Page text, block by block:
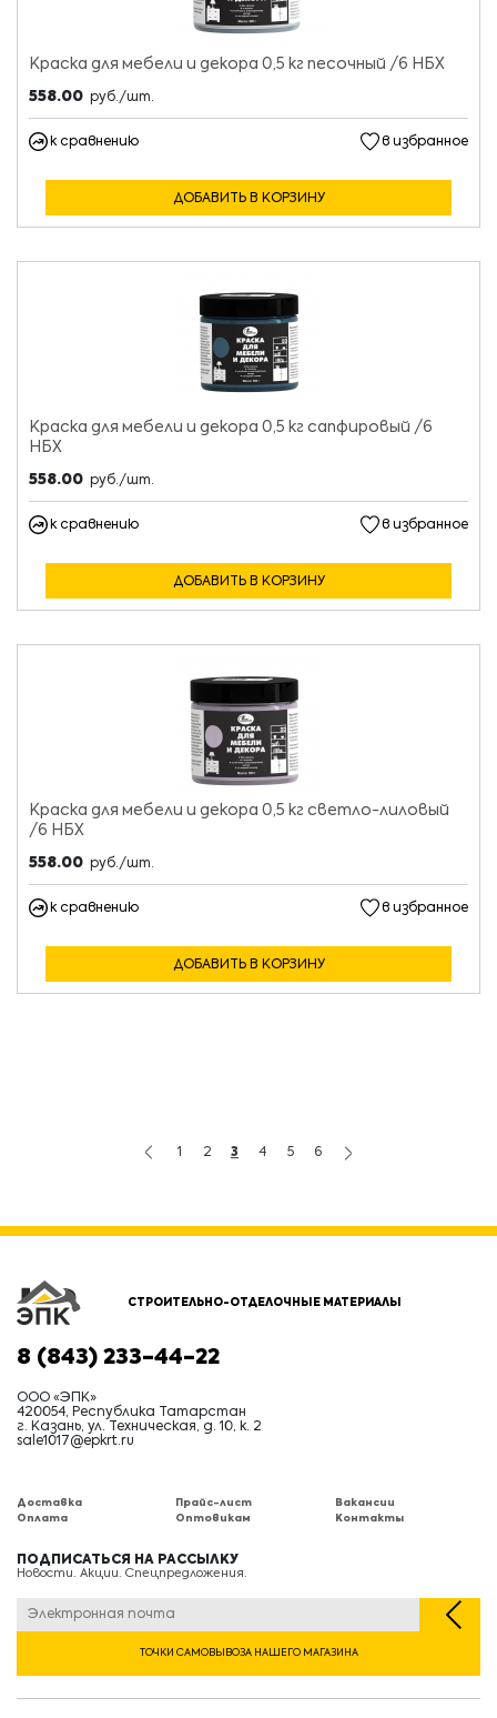
Краска для мебели и декора 0,5 кг песочный /6 НБХ
558.00 руб./шт.
к сравнению в избранное
ДОБАВИТЬ В КОРЗИНУ
Краска для мебели и декора 0,5 кг сапфировый /6
НБХ
558.00 руб./шт.
к сравнению в избранное
ДОБАВИТЬ В КОРЗИНУ
Краска для мебели и декора 0,5 кг светло-лиловый
/6 НБХ
558.00 руб./шт.
к сравнению в избранное
ДОБАВИТЬ В КОРЗИНУ
1 2 3 4 5 6
СТРОИТЕЛЬНО-ОТДЕЛОЧНЫЕ МАТЕРИАЛЫ
8 (843) 233-44-22
ООО «ЭПК»
420054, Республика Татарстан
г. Казань, ул. Техническая, д. 10, к. 2
sale1017@epkrt.ru
Доставка
Оплата
Прайс-лист
Оптовикам
Вакансии
Контакты
ПОДПИСАТЬСЯ НА РАССЫЛКУ
Новости. Акции. Спецпредложения.
ТОЧКИ САМОВЫВОЗА НАШЕГО МАГАЗИНА